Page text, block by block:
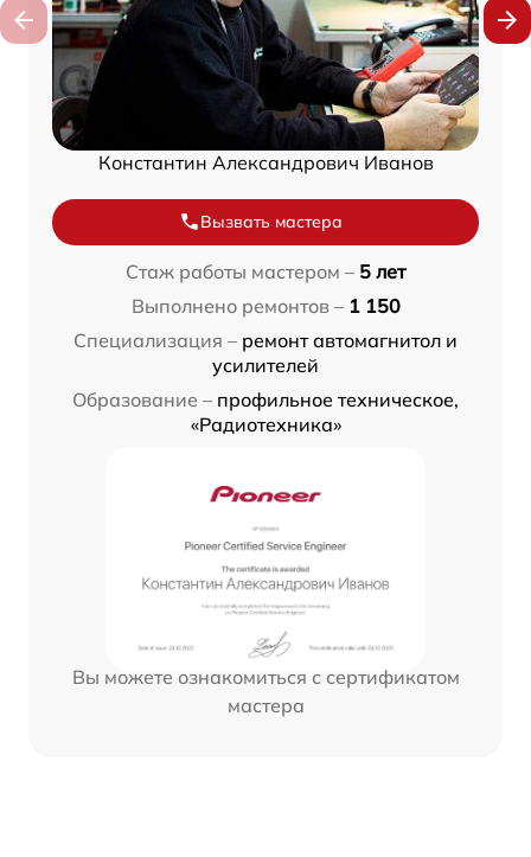
Константин Александрович Иванов
Вызвать мастера
Стаж работы мастером – 5 лет
Выполнено ремонтов – 1 150
Специализация – ремонт автомагнитол и
усилителей
Образование – профильное техническое,
«Радиотехника»
Вы можете ознакомиться с сертификатом
мастера